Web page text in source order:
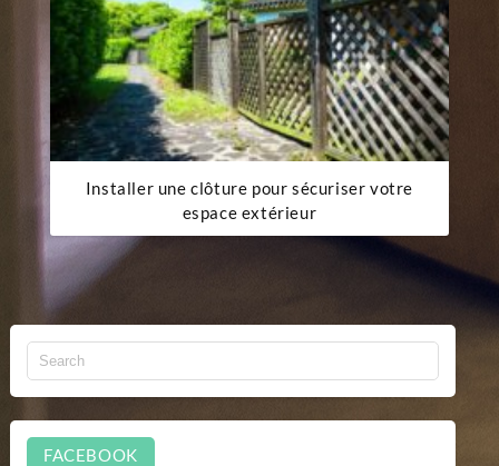
Installer une clôture pour sécuriser votre
espace extérieur
FACEBOOK